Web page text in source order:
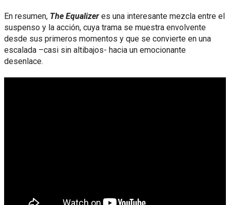
En resumen, The Equalizer es una interesante mezcla entre el
suspenso y la acción, cuya trama se muestra envolvente
desde sus primeros momentos y que se convierte en una
escalada –casi sin altibajos- hacia un emocionante
desenlace.